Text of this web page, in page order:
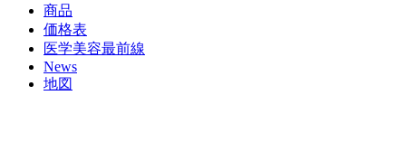
商品
価格表
医学美容最前線
News
地図